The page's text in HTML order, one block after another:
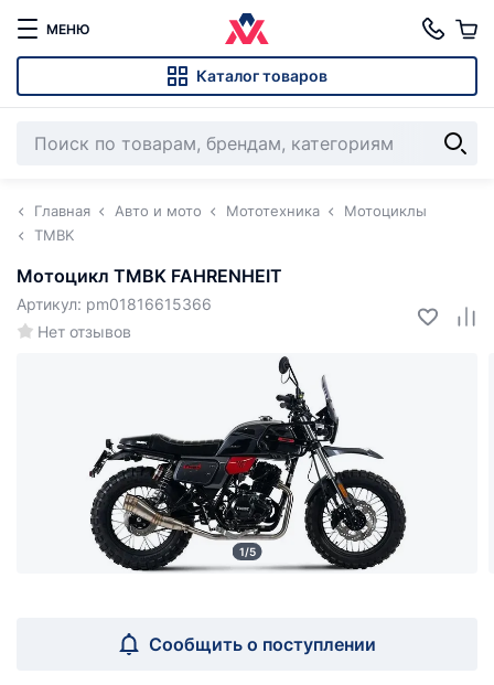
МЕНЮ
Каталог товаров
Главная Авто и мото Мототехника
Мотоциклы
TMBK
Мотоцикл TMBK FAHRENHEIT
Нет отзывов
Артикул: pm01816615366
1/5
Сообщить о поступлении